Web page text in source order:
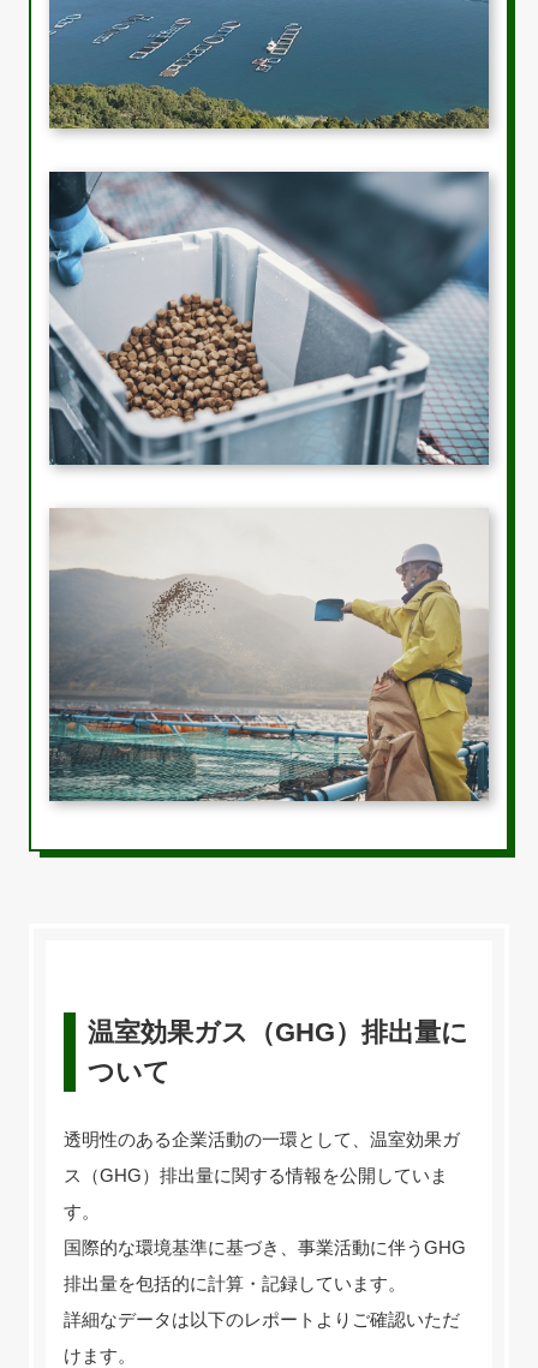
温室効果ガス（GHG）排出量に
ついて
透明性のある企業活動の一環として、温室効果ガ
ス（GHG）排出量に関する情報を公開していま
す。
国際的な環境基準に基づき、事業活動に伴うGHG
排出量を包括的に計算・記録しています。
詳細なデータは以下のレポートよりご確認いただ
けます。